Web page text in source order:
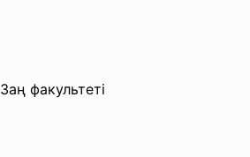
Заң факультеті